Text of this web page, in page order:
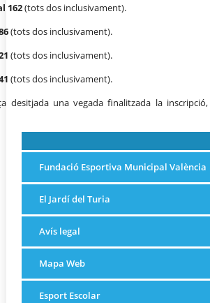
162(tots dos inclusivament).
(tots dos inclusivament).
(tots dos inclusivament).
(tots dos inclusivament).
desitjada una vegada finalitzada la
Fundació Esportiva Municipal València
El Jardí del Turia
Avís legal
Mapa Web
Esport Escolar